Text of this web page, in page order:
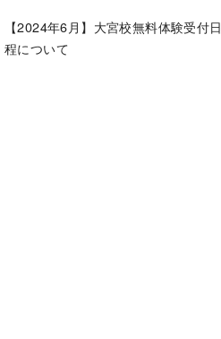
【2024年6月】大宮校無料体験受付日
程について